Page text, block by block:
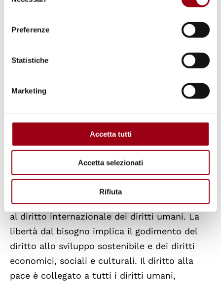
Preferenze
Statistiche
Marketing
Accetta tutti
Accetta selezionati
Rifiuta
sistema internazionale basato sul rispetto dei
principi enunciati nella Carta delle Nazioni
umani e libertà fondamentali, compreso il
diritto allo sviluppo e il diritto dei popoli
A sua volta, il primo comma dell’articolo 2
sicurezza umana, che comprende la libertà
dalla paura e la libertà dal bisogno quali
elementi costitutivi di pace positiva, nonchè
la libertà di pensiero, conoscenza, opinione,
espressione, credo o religione, in conformità
al diritto internazionale dei diritti umani. La
libertà dal bisogno implica il godimento del
diritto allo sviluppo sostenibile e dei diritti
economici, sociali e culturali. Il diritto alla
pace è collegato a tutti i diritti umani,